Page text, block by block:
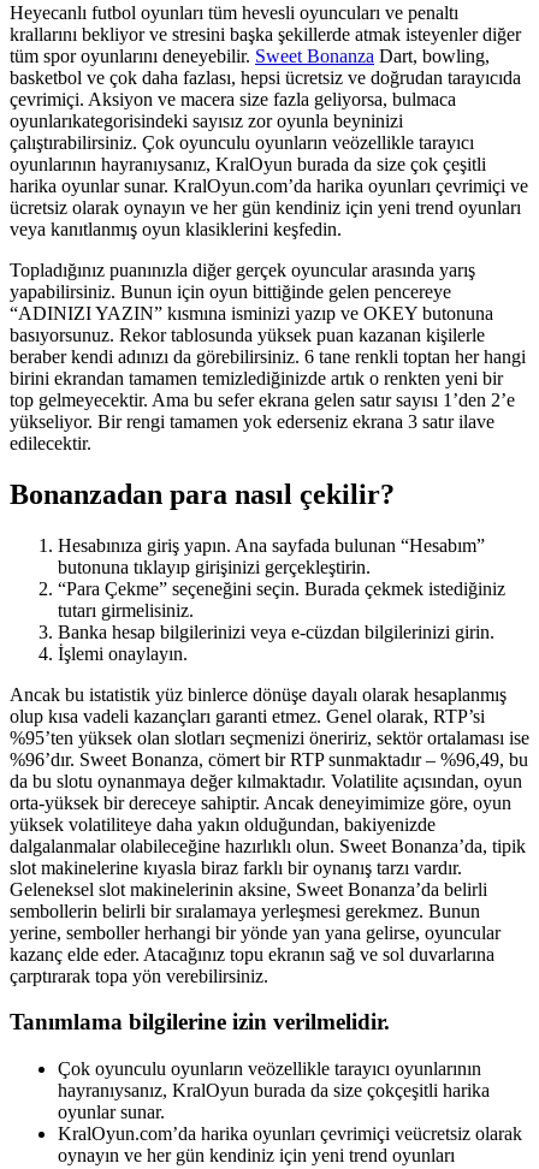
Heyecanlı futbol oyunları tüm hevesli oyuncuları ve penaltı
krallarını bekliyor ve stresini başka şekillerde atmak isteyenler diğer
tüm spor oyunlarını deneyebilir. Sweet Bonanza Dart, bowling,
basketbol ve çok daha fazlası, hepsi ücretsiz ve doğrudan tarayıcıda
çevrimiçi. Aksiyon ve macera size fazla geliyorsa, bulmaca
oyunlarıkategorisindeki sayısız zor oyunla beyninizi
çalıştırabilirsiniz. Çok oyunculu oyunların veözellikle tarayıcı
oyunlarının hayranıysanız, KralOyun burada da size çok çeşitli
harika oyunlar sunar. KralOyun.com’da harika oyunları çevrimiçi ve
ücretsiz olarak oynayın ve her gün kendiniz için yeni trend oyunları
veya kanıtlanmış oyun klasiklerini keşfedin.
Topladığınız puanınızla diğer gerçek oyuncular arasında yarış
yapabilirsiniz. Bunun için oyun bittiğinde gelen pencereye
“ADINIZI YAZIN” kısmına isminizi yazıp ve OKEY butonuna
basıyorsunuz. Rekor tablosunda yüksek puan kazanan kişilerle
beraber kendi adınızı da görebilirsiniz. 6 tane renkli toptan her hangi
birini ekrandan tamamen temizlediğinizde artık o renkten yeni bir
top gelmeyecektir. Ama bu sefer ekrana gelen satır sayısı 1’den 2’e
yükseliyor. Bir rengi tamamen yok ederseniz ekrana 3 satır ilave
edilecektir.
Bonanzadan para nasıl çekilir?
Hesabınıza giriş yapın. Ana sayfada bulunan “Hesabım”
butonuna tıklayıp girişinizi gerçekleştirin.
“Para Çekme” seçeneğini seçin. Burada çekmek istediğiniz
tutarı girmelisiniz.
Banka hesap bilgilerinizi veya e-cüzdan bilgilerinizi girin.
İşlemi onaylayın.
Ancak bu istatistik yüz binlerce dönüşe dayalı olarak hesaplanmış
olup kısa vadeli kazançları garanti etmez. Genel olarak, RTP’si
%95’ten yüksek olan slotları seçmenizi öneririz, sektör ortalaması ise
%96’dır. Sweet Bonanza, cömert bir RTP sunmaktadır – %96,49, bu
da bu slotu oynanmaya değer kılmaktadır. Volatilite açısından, oyun
orta-yüksek bir dereceye sahiptir. Ancak deneyimimize göre, oyun
yüksek volatiliteye daha yakın olduğundan, bakiyenizde
dalgalanmalar olabileceğine hazırlıklı olun. Sweet Bonanza’da, tipik
slot makinelerine kıyasla biraz farklı bir oynanış tarzı vardır.
Geleneksel slot makinelerinin aksine, Sweet Bonanza’da belirli
sembollerin belirli bir sıralamaya yerleşmesi gerekmez. Bunun
yerine, semboller herhangi bir yönde yan yana gelirse, oyuncular
kazanç elde eder. Atacağınız topu ekranın sağ ve sol duvarlarına
çarptırarak topa yön verebilirsiniz.
Tanımlama bilgilerine izin verilmelidir.
Çok oyunculu oyunların veözellikle tarayıcı oyunlarının
hayranıysanız, KralOyun burada da size çokçeşitli harika
oyunlar sunar.
KralOyun.com’da harika oyunları çevrimiçi veücretsiz olarak
oynayın ve her gün kendiniz için yeni trend oyunları